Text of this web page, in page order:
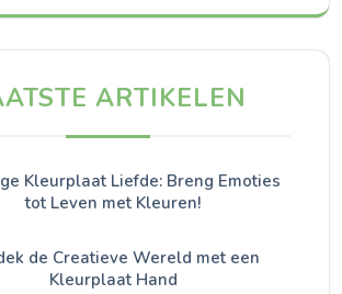
ARTIKELEN
Kleurplaat Liefde: Breng Emoties
tot Leven met Kleuren!
de Creatieve Wereld met een
Kleurplaat Hand